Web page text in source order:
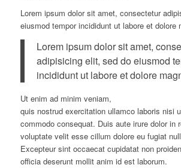
Lorem ipsum dolor sit amet, consectetur
eiusmod tempor incididunt ut labore et dolore
Lorem ipsum dolor sit amet,
adipisicing elit, sed do eiusmod
incididunt ut labore et dolore
Ut enim ad minim veniam,
quis nostrud exercitation ullamco laboris nisi
commodo consequat. Duis aute irure dolor in
voluptate velit esse cillum dolore eu fugiat
Excepteur sint occaecat cupidatat non
officia deserunt mollit anim id est laborum.